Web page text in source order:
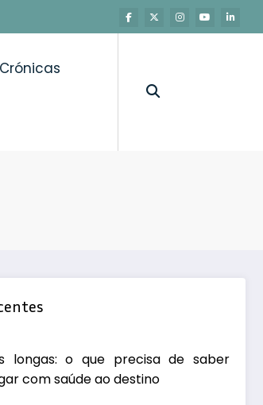
Crónicas
longas: o que precisa de saber
com saúde ao destino